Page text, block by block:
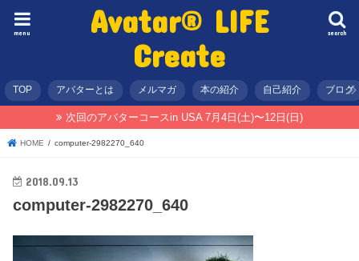
Avatar® LIFE
Create
search
menu
TOP アバターとは メルマガ 本の紹介 自己紹介 ブログ
次回のアバターコースin USA 7月4日(土)〜12日(日)
HOME computer-2982270_640
2018.09.13
computer-2982270_640